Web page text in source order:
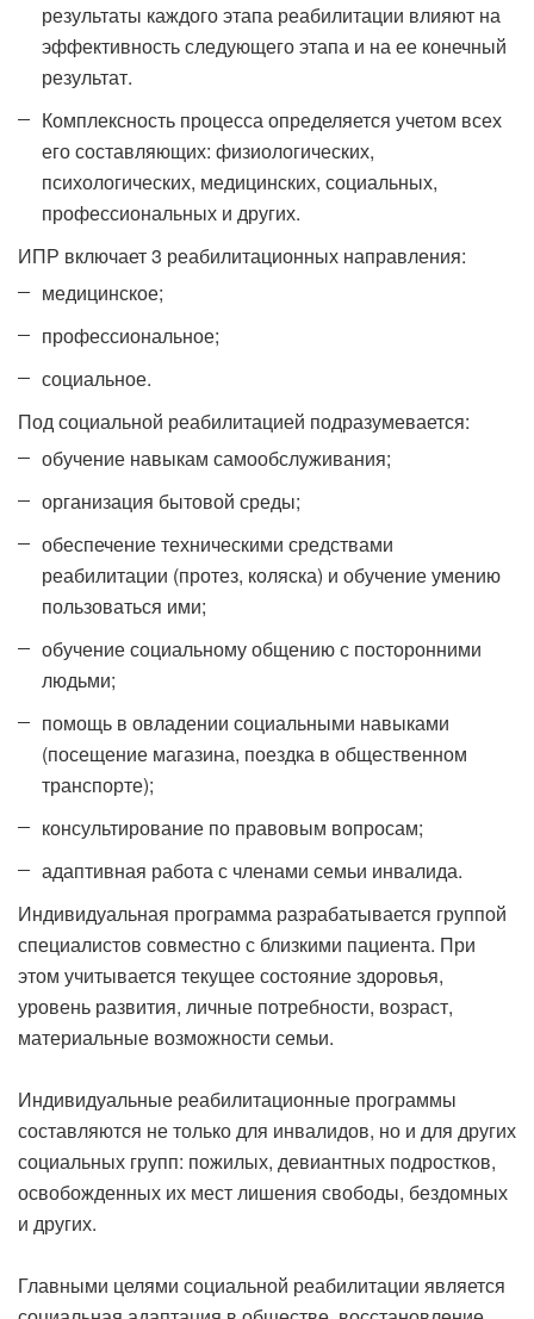
результаты каждого этапа реабилитации влияют на
эффективность следующего этапа и на ее конечный
результат.
Комплексность процесса определяется учетом всех
его составляющих: физиологических,
психологических, медицинских, социальных,
профессиональных и других.
ИПР включает 3 реабилитационных направления:
медицинское;
профессиональное;
социальное.
Под социальной реабилитацией подразумевается:
обучение навыкам самообслуживания;
организация бытовой среды;
обеспечение техническими средствами
реабилитации (протез, коляска) и обучение умению
пользоваться ими;
обучение социальному общению с посторонними
людьми;
помощь в овладении социальными навыками
(посещение магазина, поездка в общественном
транспорте);
консультирование по правовым вопросам;
адаптивная работа с членами семьи инвалида.
Индивидуальная программа разрабатывается группой
специалистов совместно с близкими пациента. При
этом учитывается текущее состояние здоровья,
уровень развития, личные потребности, возраст,
материальные возможности семьи.
Индивидуальные реабилитационные программы
составляются не только для инвалидов, но и для других
социальных групп: пожилых, девиантных подростков,
освобожденных их мест лишения свободы, бездомных
и других.
Главными целями социальной реабилитации является